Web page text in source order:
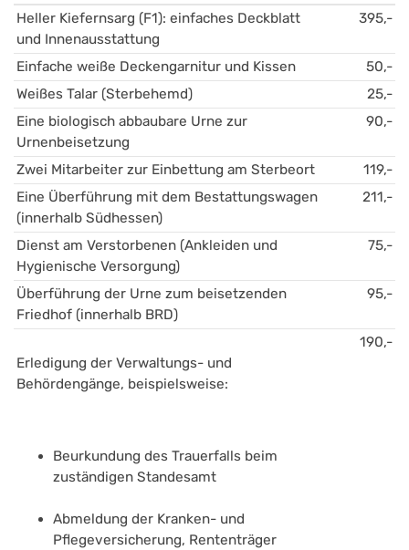
Heller Kiefernsarg (F1): einfaches Deckblatt
und Innenausstattung
395,-
Einfache weiße Deckengarnitur und Kissen
50,-
Weißes Talar (Sterbehemd)
25,-
Eine biologisch abbaubare Urne zur
Urnenbeisetzung
90,-
Zwei Mitarbeiter zur Einbettung am Sterbeort
119,-
Eine Überführung mit dem Bestattungswagen
(innerhalb Südhessen)
211,-
Dienst am Verstorbenen (Ankleiden und
Hygienische Versorgung)
75,-
Überführung der Urne zum beisetzenden
Friedhof (innerhalb BRD)
95,-
Erledigung der Verwaltungs- und
Behördengänge, beispielsweise:
Beurkundung des Trauerfalls beim
zuständigen Standesamt
Abmeldung der Kranken- und
Pflegeversicherung, Rententräger
190,-